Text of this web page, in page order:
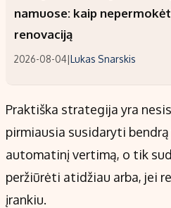
namuose: kaip
renovaciją
2026-08-04|Lukas Snarskis
Praktiška strategija yra
pirmiausia susidaryti
automatinį vertimą, o tik
peržiūrėti atidžiau arba, jei
įrankiu.